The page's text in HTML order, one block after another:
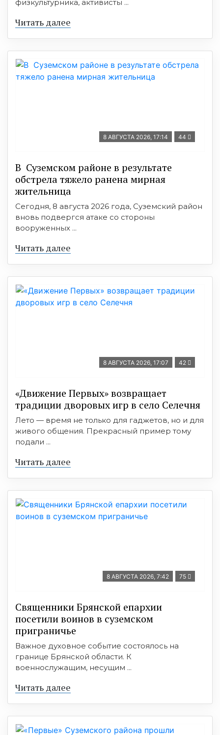
физкультурника, активисты ...
Читать далее
8 АВГУСТА 2026, 17:14 44
В Суземском районе в результате
обстрела тяжело ранена мирная
жительница
Сегодня, 8 августа 2026 года, Суземский район
вновь подвергся атаке со стороны
вооруженных ...
Читать далее
8 АВГУСТА 2026, 17:07 42
«Движение Первых» возвращает
традиции дворовых игр в село Селечня
Лето — время не только для гаджетов, но и для
живого общения. Прекрасный пример тому
подали ...
Читать далее
8 АВГУСТА 2026, 7:42 75
Священники Брянской епархии
посетили воинов в суземском
приграничье
Важное духовное событие состоялось на
границе Брянской области. К
военнослужащим, несущим ...
Читать далее